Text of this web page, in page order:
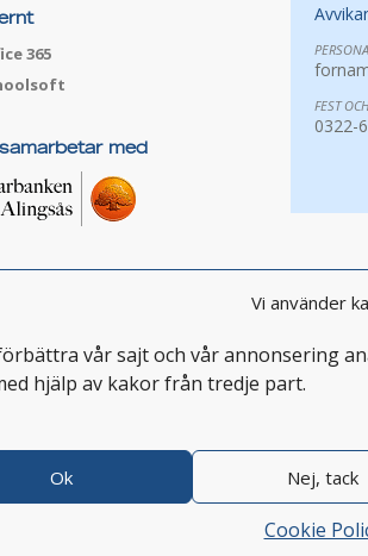
Vi använder
vår sajt och vår annonsering
hjälp av kakor från tredje part.
Ok Nej, tack
Cookie
365
med
FEST
0322-